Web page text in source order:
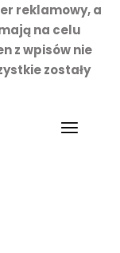
reklamowy, a
na celu
z wpisów nie
zostały